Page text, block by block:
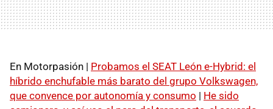
En Motorpasión | Probamos el SEAT León e-Hybrid: el
híbrido enchufable más barato del grupo Volkswagen,
que convence por autonomía y consumo | He sido